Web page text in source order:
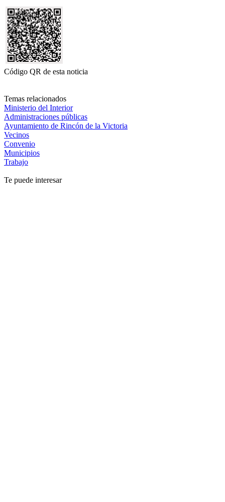
Código QR de esta noticia
Temas relacionados
Ministerio del Interior
Administraciones públicas
Ayuntamiento de Rincón de la Victoria
Vecinos
Convenio
Municipios
Trabajo
Te puede interesar